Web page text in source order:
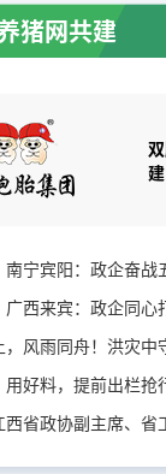
猪网共建
建
南宁宾阳：政企奋战
用好料，提前出栏抢